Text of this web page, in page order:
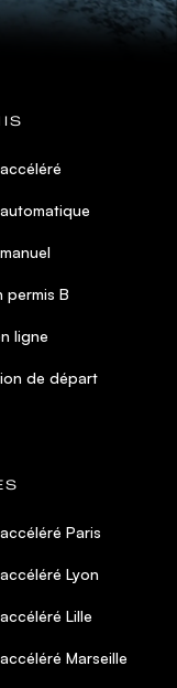
permis B
ligne
de départ
Paris
Lyon
Lille
Marseille